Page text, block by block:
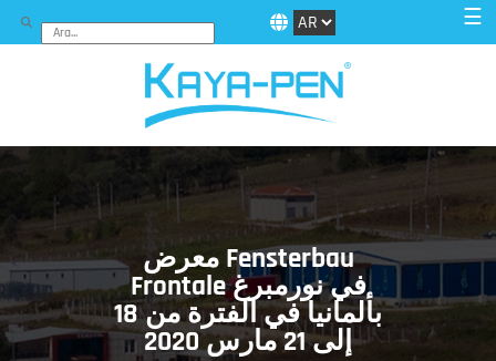
☰
معرض Fensterbau
Frontale في نورمبرغ
بألمانيا في الفترة من 18
إلى 21 مارس 2020